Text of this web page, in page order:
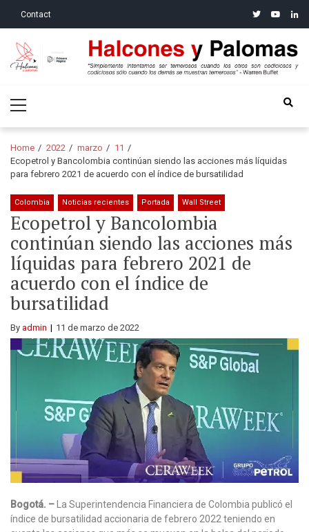
Contact twitteryoutube
Halcones y Palomas
Menu
Home 2022 marzo
11
Ecopetrol y Bancolombia continúan siendo las acciones más líquidas
para febrero 2021 de acuerdo con el índice de bursatilidad
Colombia Noticias recientes Portada Wall Street
Ecopetrol y Bancolombia
continúan siendo las acciones más
líquidas para febrero 2021 de
acuerdo con el índice de
bursatilidad
By admin 11 de marzo de 2022
Bogotá. –
La Superintendencia Financiera de Colombia publicó el
índice de bursatilidad accionaria de febrero 2022 teniendo en